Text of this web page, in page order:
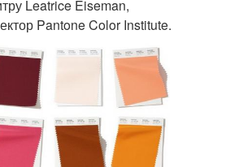
Leatrice Eiseman,
Pantone Color Institute.